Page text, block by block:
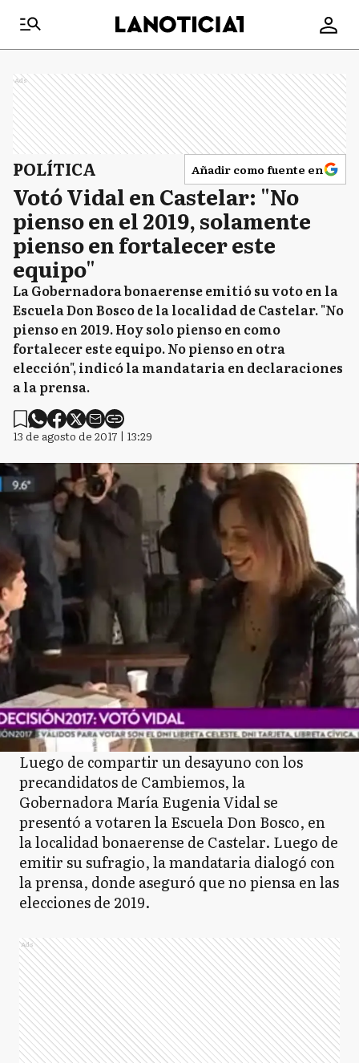
Ads
POLÍTICA Añadir como fuente en
Votó Vidal en Castelar: "No
pienso en el 2019, solamente
pienso en fortalecer este
equipo"
La Gobernadora bonaerense emitió su voto en la
Escuela Don Bosco de la localidad de Castelar. "No
pienso en 2019. Hoy solo pienso en como
fortalecer este equipo. No pienso en otra
elección", indicó la mandataria en declaraciones
a la prensa.
13 de agosto de 2017 | 13:29
Luego de compartir un desayuno con los
precandidatos de Cambiemos, la
Gobernadora María Eugenia Vidal se
presentó a votaren la Escuela Don Bosco, en
la localidad bonaerense de Castelar. Luego de
emitir su sufragio, la mandataria dialogó con
la prensa, donde aseguró que no piensa en las
elecciones de 2019.
Ads